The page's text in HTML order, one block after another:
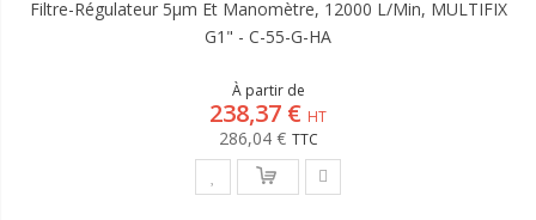
Filtre-Régulateur 5µm Et Manomètre, 12000 L/min, MULTIFIX
G1" - C-55-G-HA
À partir de
286,04 €
238,37 €